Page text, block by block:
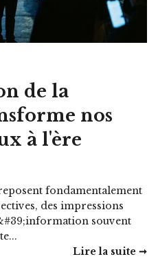
de la
nos
à l'ère
fondamentalement
des impressions
souvent
Lire la suite ➞